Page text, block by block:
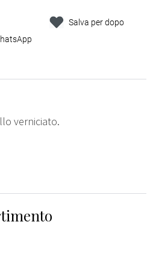
Salva per dopo
verniciato.